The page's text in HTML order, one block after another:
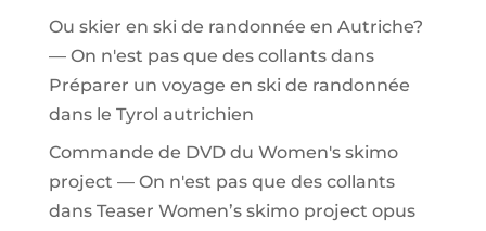
Ou skier en ski de randonnée en Autriche?
— On n'est pas que des collantsdans
Préparer un voyage en ski de randonnée
dans le Tyrol autrichien
Commande de DVD du Women's skimo
project — On n'est pas que des collants
dans Teaser Women’s skimo project opus